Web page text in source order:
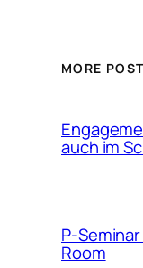
MORE
auch im
P-
Room